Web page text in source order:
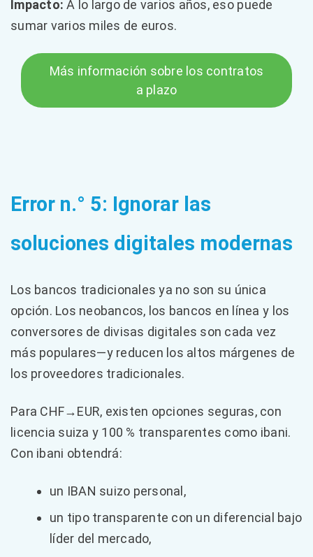
Impacto: A lo largo de varios años, eso puede
sumar varios miles de euros.
Más información sobre los contratos
a plazo
Error n.° 5: Ignorar las
soluciones digitales modernas
Los bancos tradicionales ya no son su única
opción. Los neobancos, los bancos en línea y los
conversores de divisas digitales son cada vez
más populares—y reducen los altos márgenes de
los proveedores tradicionales.
Para CHF→EUR, existen opciones seguras, con
licencia suiza y 100 % transparentes como ibani.
Con ibani obtendrá:
un IBAN suizo personal,
un tipo transparente con un diferencial bajo
líder del mercado,